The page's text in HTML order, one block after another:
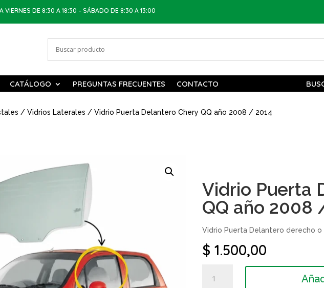
VIERNES DE 8:30 A 18:30 – SÁBADO DE 8:30 A 13:00
CATÁLOGO PREGUNTAS FRECUENTES CONTACTO
/Vidrios Laterales / Vidrio Puerta Delantero Chery QQ año 2008 / 2014
Vidrio Puerta
QQ año 2008
Vidrio Puerta Delantero derecho
$ 1.500,00
Puerta